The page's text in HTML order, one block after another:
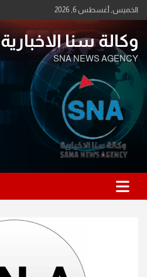
Skip
to
الخميس, أغسطس 6, 2026
وكالة سنا الاخبارية
SNA NEWS AGENCY